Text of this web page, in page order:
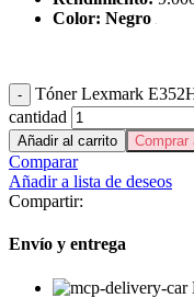
Color: Negro
Tóner Lexmark
cantidad
Añadir al carrito Comprar
Comparar
Añadir a lista de deseos
Compartir:
Envío y entrega